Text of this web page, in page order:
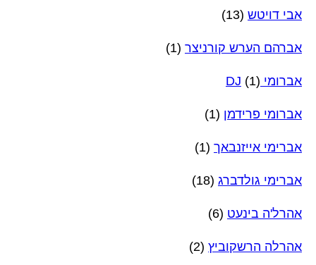
אבי דויטש (13)
אברהם הערש קורניצר (1)
אברומי DJ (1)
אברומי פרידמן (1)
אברימי אייזנבאך (1)
אברימי גולדברג (18)
אהרל'ה בינעט (6)
אהרלה הרשקוביץ (2)